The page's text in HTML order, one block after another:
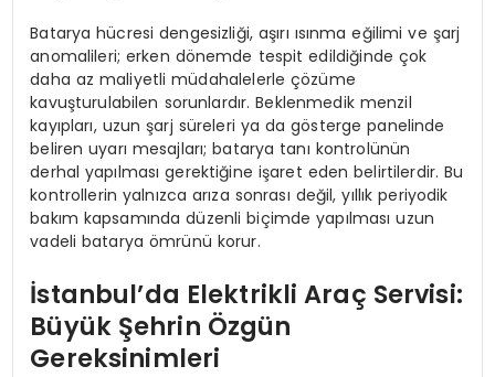
Batarya hücresi dengesizliği, aşırı ısınma eğilimi ve şarj
anomalileri; erken dönemde tespit edildiğinde çok
daha az maliyetli müdahalelerle çözüme
kavuşturulabilen sorunlardır. Beklenmedik menzil
kayıpları, uzun şarj süreleri ya da gösterge panelinde
beliren uyarı mesajları; batarya tanı kontrolünün
derhal yapılması gerektiğine işaret eden belirtilerdir. Bu
kontrollerin yalnızca arıza sonrası değil, yıllık periyodik
bakım kapsamında düzenli biçimde yapılması uzun
vadeli batarya ömrünü korur.
İstanbul’da Elektrikli Araç Servisi:
Büyük Şehrin Özgün
Gereksinimleri